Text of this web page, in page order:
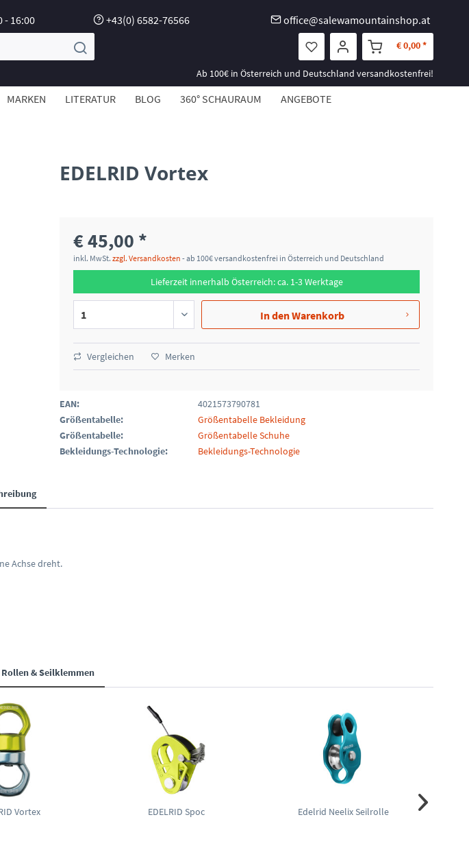
- 16:00 +43(0) 6582-76566 office@salewamountainshop.at
€ 0,00 *
Ab 100€ in Österreich und Deutschland versandkostenfrei!
MARKEN LITERATUR BLOG 360° SCHAURAUM ANGEBOTE
EDELRID Vortex
€ 45,00 *
inkl. MwSt.zzgl. Versandkosten - ab 100€ versandkostenfrei in Österreich und Deutschland
Lieferzeit innerhalb Österreich: ca. 1-3 Werktage
In denWarenkorb
Vergleichen Merken
EAN:
4021573790781
Größentabelle:
Größentabelle Bekleidung
Größentabelle:
Größentabelle Schuhe
Bekleidungs-Technologie:
Bekleidungs-Technologie
Achse dreht.
Rollen & Seilklemmen
Vortex EDELRID Spoc Edelrid Neelix Seilrolle